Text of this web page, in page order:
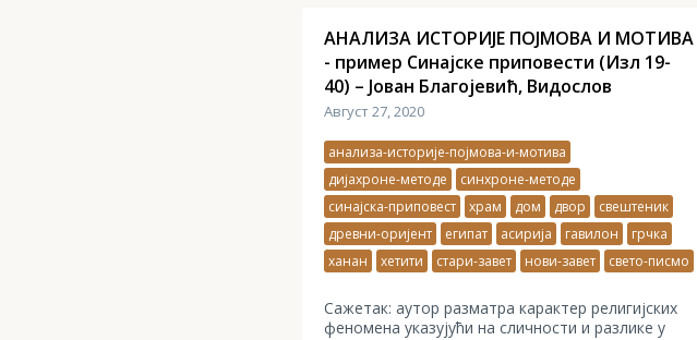
АНАЛИЗА ИСТОРИЈЕ ПОЈМОВА И МОТИВА
- пример Синајске приповести (Изл 19-
40) – Јован Благојевић, Видослов
Август 27, 2020
анализа-историје-појмова-и-мотива
дијахроне-методе
синхроне-методе
синајска-приповест
храм дом двор
свештеник
древни-оријент
египат асирија гавилон
грчка
ханан
хетити стари-завет нови-завет свето-писмо
Сажетак: аутор разматра карактер религијских
феномена указујући на сличности и разлике у